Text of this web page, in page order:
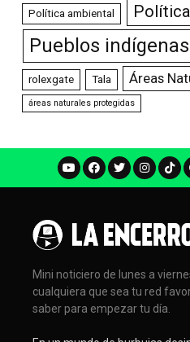
Política ambiental
Pueblos indígenas
rolexgate Tala Áreas
áreas naturales protegidas
Mini noticiero de lunes a
cualquiera que sea tu red
saber para empezar tu día.